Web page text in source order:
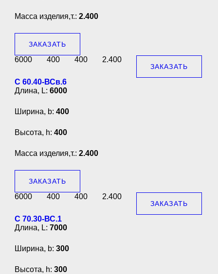
Масса изделия,т.: 2.400
ЗАКАЗАТЬ
6000 400 400 2.400
ЗАКАЗАТЬ
С 60.40-ВСв.6
Длина, L: 6000
Ширина, b: 400
Высота, h: 400
Масса изделия,т.: 2.400
ЗАКАЗАТЬ
6000 400 400 2.400
ЗАКАЗАТЬ
С 70.30-ВС.1
Длина, L: 7000
Ширина, b: 300
Высота, h: 300